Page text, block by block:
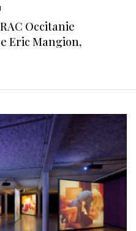
Occitanie
Eric Mangion,